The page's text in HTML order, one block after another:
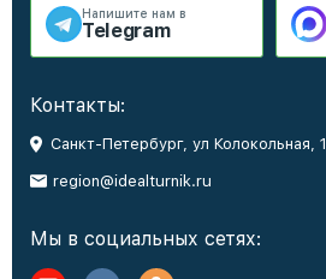
Напишите нам в
Telegram
Контакты:
Санкт-Петербург, ул Колокольная, 1
region@idealturnik.ru
Мы в социальных сетях: